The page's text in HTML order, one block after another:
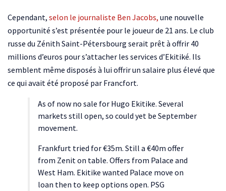
Cependant, selon le journaliste Ben Jacobs, une nouvelle
opportunité s’est présentée pour le joueur de 21 ans. Le club
russe du Zénith Saint-Pétersbourg serait prêt à offrir 40
millions d’euros pour s’attacher les services d’Ekitiké. Ils
semblent même disposés à lui offrir un salaire plus élevé que
ce qui avait été proposé par Francfort.
As of now no sale for Hugo Ekitike. Several
markets still open, so could yet be September
movement.
Frankfurt tried for €35m. Still a €40m offer
from Zenit on table. Offers from Palace and
West Ham. Ekitike wanted Palace move on
loan then to keep options open. PSG